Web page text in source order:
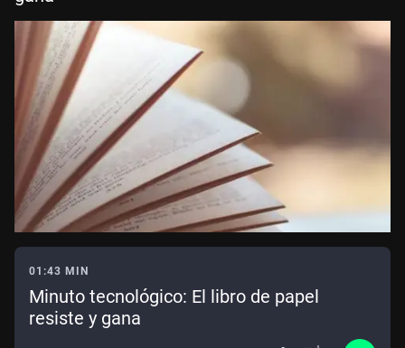
01:43 MIN
Minuto tecnológico: El libro de papel
resiste y gana